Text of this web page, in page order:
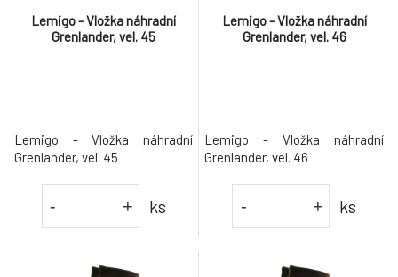
Lemigo - Vložka náhradní
Grenlander, vel. 45
Lemigo - Vložka náhradní
Grenlander, vel. 45
- + ks
Lemigo - Vložka náhradní
Grenlander, vel. 46
Lemigo - Vložka náhradní
Grenlander, vel. 46
- + ks